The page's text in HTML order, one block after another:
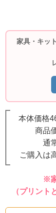
家具・キッ
本体価格
商品
通
ご購入は
※
（プリント